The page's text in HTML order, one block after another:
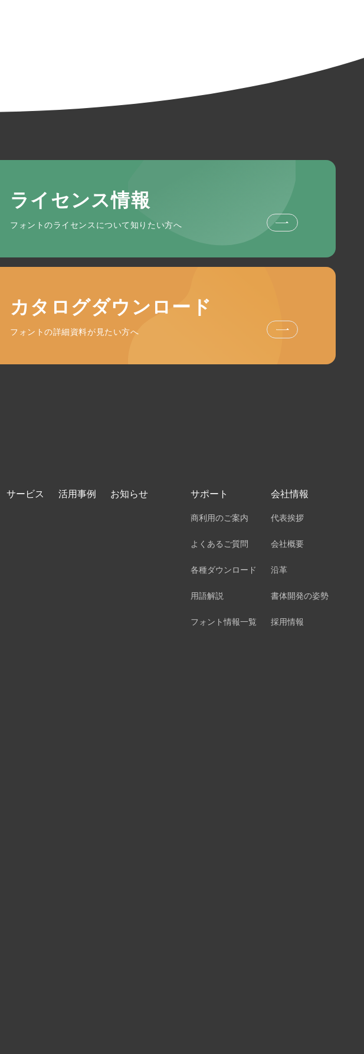
ライセンス情報
フォントのライセンスについて知りたい方へ
カタログダウンロード
フォントの詳細資料が見たい方へ
サービス 活用事例 お知らせ サポート
商利用のご案内
よくあるご質問
各種ダウンロード
用語解説
フォント情報一覧
会社情報
代表挨拶
会社概要
沿革
書体開発の姿勢
採用情報